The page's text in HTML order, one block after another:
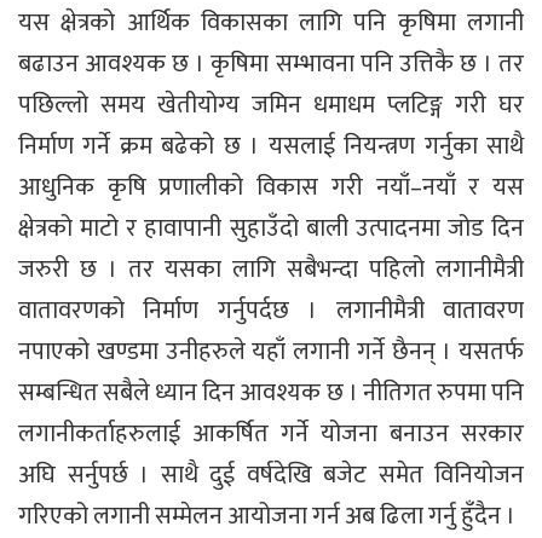
यस क्षेत्रको आर्थिक विकासका लागि पनि कृषिमा लगानी
बढाउन आवश्यक छ । कृषिमा सम्भावना पनि उत्तिकै छ । तर
पछिल्लो समय खेतीयोग्य जमिन धमाधम प्लटिङ्ग गरी घर
निर्माण गर्ने क्रम बढेको छ । यसलाई नियन्त्रण गर्नुका साथै
आधुनिक कृषि प्रणालीको विकास गरी नयाँ–नयाँ र यस
क्षेत्रको माटो र हावापानी सुहाउँदो बाली उत्पादनमा जोड दिन
जरुरी छ । तर यसका लागि सबैभन्दा पहिलो लगानीमैत्री
वातावरणको निर्माण गर्नुपर्दछ । लगानीमैत्री वातावरण
नपाएको खण्डमा उनीहरुले यहाँ लगानी गर्ने छैनन् । यसतर्फ
सम्बन्धित सबैले ध्यान दिन आवश्यक छ । नीतिगत रुपमा पनि
लगानीकर्ताहरुलाई आकर्षित गर्ने योजना बनाउन सरकार
अघि सर्नुपर्छ । साथै दुई वर्षदेखि बजेट समेत विनियोजन
गरिएको लगानी सम्मेलन आयोजना गर्न अब ढिला गर्नु हुँदैन ।